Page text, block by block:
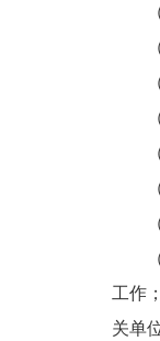
（
（
（
（
（
（
（
（
工作
关单